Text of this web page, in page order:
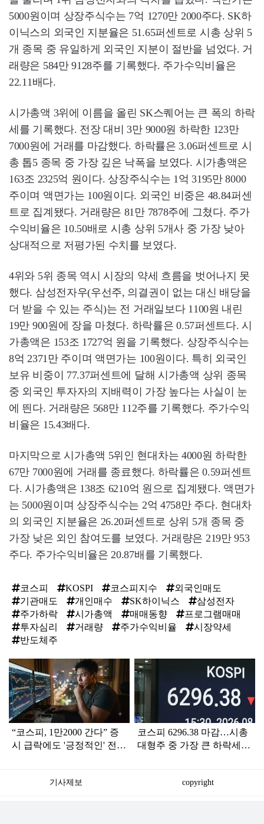
5000원이며 상장주식수는 7억 1270만 2000주다. SK하
이닉스의 외국인 지분율은 51.65퍼센트로 시총 상위 5
개 종목 중 유일하게 외국인 지분이 절반을 넘었다. 거
래량은 584만 9128주를 기록했다. 주가수익비율은
22.11배다.
시가총액 3위에 이름을 올린 SK스퀘어는 큰 폭의 하락
세를 기록했다. 전장 대비 3만 9000원 하락한 123만
7000원에 거래를 마감했다. 하락률은 3.06퍼센트로 시
총 톱5 종목 중 가장 깊은 낙폭을 보였다. 시가총액은
163조 2325억 원이다. 상장주식수는 1억 3195만 8000
주이며 액면가는 100원이다. 외국인 비중은 48.84퍼센
트로 집계됐다. 거래량은 81만 7878주에 그쳤다. 주가
수익비율은 10.50배로 시총 상위 5개사 중 가장 낮아
상대적으로 저평가된 수치를 보였다.
4위와 5위 종목 역시 시장의 약세 흐름을 벗어나지 못
했다. 삼성전자우(우선주, 의결권이 없는 대신 배당을
더 받을 수 있는 주식)는 전 거래일보다 1100원 내린
19만 900원에 장을 마쳤다. 하락률은 0.57퍼센트다. 시
가총액은 153조 1727억 원을 기록했다. 상장주식수는
8억 2371만 주이며 액면가는 100원이다. 특히 외국인
보유 비중이 77.37퍼센트에 달해 시가총액 상위 종목
중 외국인 투자자의 지배력이 가장 높다는 사실이 눈
에 띈다. 거래량은 568만 112주를 기록했다. 주가수익
비율은 15.43배다.
마지막으로 시가총액 5위인 현대차는 4000원 하락한
67만 7000원에 거래를 종료했다. 하락률은 0.59퍼센트
다. 시가총액은 138조 6210억 원으로 집계됐다. 액면가
는 5000원이며 상장주식수는 2억 4758만 주다. 현대차
의 외국인 지분율은 26.20퍼센트로 상위 5개 종목 중
가장 낮은 외인 참여도를 보였다. 거래량은 219만 953
주다. 주가수익비율은 20.87배를 기록했다.
코스피 KOSPI 코스피지수
외국인매도
기관매도
개인매수 SK하이닉스
삼성전자
주가하락
시가총액 매매동향
프로그램매매
투자심리
거래량 주가수익비율
시장약세
반도체주
탑
라
인
“코스피, 1만2000 간다” 증
시 급락에도 '긍정적인' 전망
코스피 6296.38 마감…시총
대형주 중 가장 큰 하락세를
기사제보 copyright